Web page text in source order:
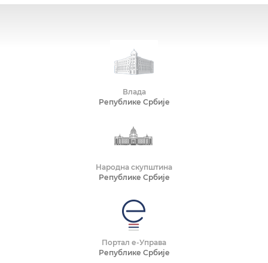
Влада
Републике Србије
Народна скупштина
Републике Србије
Портал е-Управа
Републике Србије